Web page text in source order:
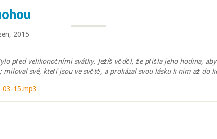
2015
před velikonočními svátky. Ježíš věděl, že přišla jeho hodina,
miloval své, kteří jsou ve světě, a prokázal svou lásku k nim až do
03-15.mp3